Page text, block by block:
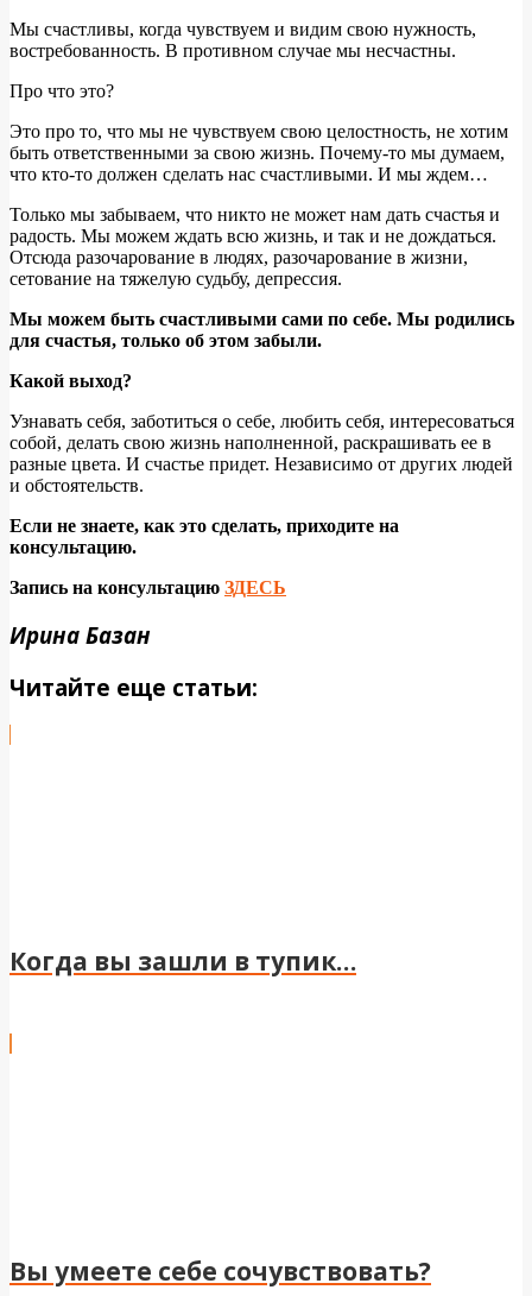
Мы счастливы, когда чувствуем и видим свою нужность,
востребованность. В противном случае мы несчастны.
Про что это?
Это про то, что мы не чувствуем свою целостность, не хотим
быть ответственными за свою жизнь. Почему-то мы думаем,
что кто-то должен сделать нас счастливыми. И мы ждем…
Только мы забываем, что никто не может нам дать счастья и
радость. Мы можем ждать всю жизнь, и так и не дождаться.
Отсюда разочарование в людях, разочарование в жизни,
сетование на тяжелую судьбу, депрессия.
Мы можем быть счастливыми сами по себе. Мы родились
для счастья, только об этом забыли.
Какой выход?
Узнавать себя, заботиться о себе, любить себя, интересоваться
собой, делать свою жизнь наполненной, раскрашивать ее в
разные цвета. И счастье придет. Независимо от других людей
и обстоятельств.
Если не знаете, как это сделать, приходите на
консультацию.
Запись на консультацию ЗДЕСЬ
Ирина Базан
Читайте еще статьи:
Когда вы зашли в тупик…
Вы умеете себе сочувствовать?